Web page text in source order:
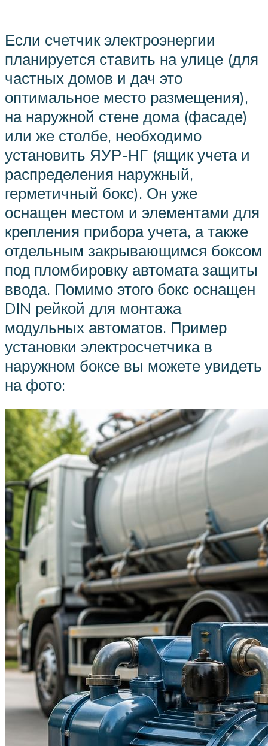
Если счетчик электроэнергии
планируется ставить на улице (для
частных домов и дач это
оптимальное место размещения),
на наружной стене дома (фасаде)
или же столбе, необходимо
установить ЯУР-НГ (ящик учета и
распределения наружный,
герметичный бокс). Он уже
оснащен местом и элементами для
крепления прибора учета, а также
отдельным закрывающимся боксом
под пломбировку автомата защиты
ввода. Помимо этого бокс оснащен
DIN рейкой для монтажа
модульных автоматов. Пример
установки электросчетчика в
наружном боксе вы можете увидеть
на фото: